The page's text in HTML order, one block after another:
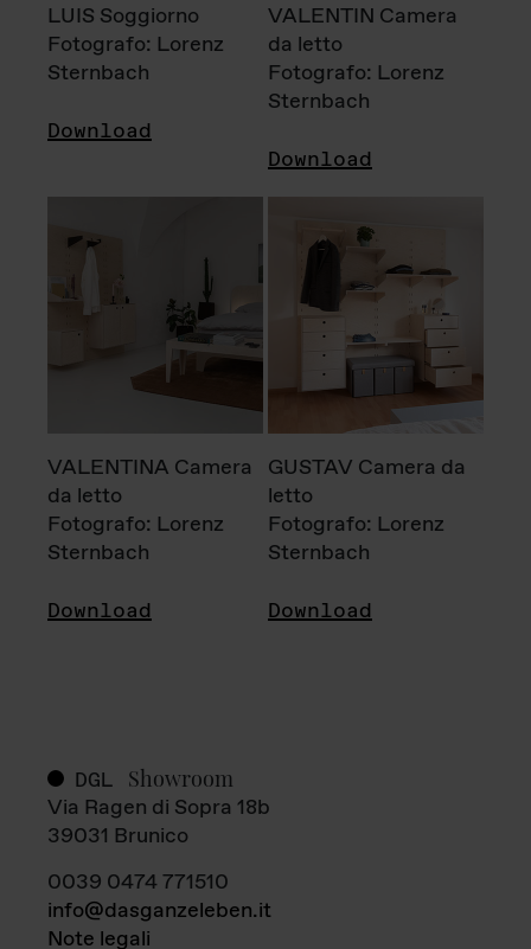
LUIS Soggiorno
Fotografo: Lorenz
Sternbach
Download
VALENTIN Camera
da letto
Fotografo: Lorenz
Sternbach
Download
VALENTINA Camera
da letto
Fotografo: Lorenz
Sternbach
Download
GUSTAV Camera da
letto
Fotografo: Lorenz
Sternbach
Download
DGL Showroom
Via Ragen di Sopra 18b
39031 Brunico
0039 0474 771510
info@dasganzeleben.it
Note legali